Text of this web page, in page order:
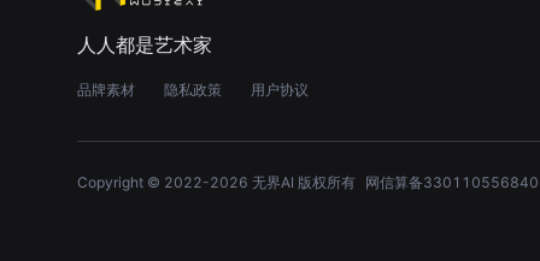
人人都是艺术家
品牌素材 隐私政策 用户协议
Copyright © 2022-2026 无界AI 版权所有 网信算备